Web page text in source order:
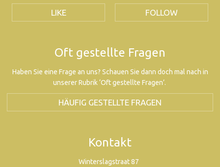
LIKE FOLLOW
Oft gestellte Fragen
Haben Sie eine Frage an uns? Schauen Sie dann doch mal nach in
unserer Rubrik ‘Oft gestellte Fragen’.
HÄUFIG GESTELLTE FRAGEN
Kontakt
Winterslagstraat 87